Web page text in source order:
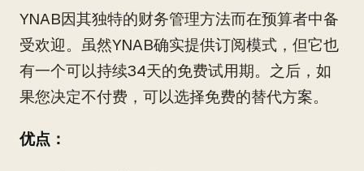
YNAB因其独特的财务管理方法而在预算者中备
受欢迎。虽然YNAB确实提供订阅模式，但它也
有一个可以持续34天的免费试用期。之后，如
果您决定不付费，可以选择免费的替代方案。
优点：